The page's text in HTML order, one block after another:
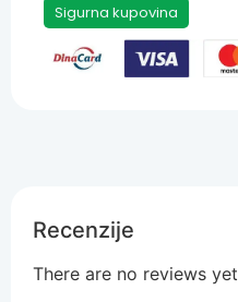
Sigurna kupovina
Recenzije
There are no reviews yet